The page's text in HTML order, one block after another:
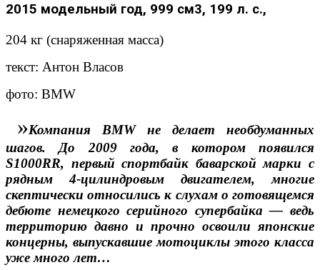
2015 модельный год, 999 см3, 199 л. с.,
204 кг (снаряженная масса)
текст: Антон Власов
фото: BMW
»Компания BMW не делает необдуманных
шагов. До 2009 года, в котором появился
S1000RR, первый спортбайк баварской марки с
рядным 4-цилиндровым двигателем, многие
скептически относились к слухам о готовящемся
дебюте немецкого серийного супербайка — ведь
территорию давно и прочно освоили японские
концерны, выпускавшие мотоциклы этого класса
уже много лет…